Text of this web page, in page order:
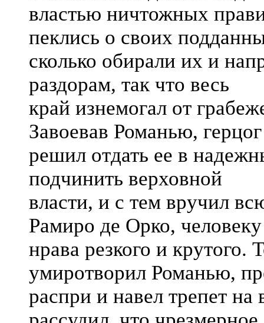
властью ничтожных
пеклись о своих
сколько обирали их и
раздорам, так что весь
край изнемогал от
Завоевав Романью, герцог
решил отдать ее в
подчинить верховной
власти, и с тем вручил
Рамиро де Орко, человеку
нрава резкого и крутого.
умиротворил Романью,
распри и навел трепет на